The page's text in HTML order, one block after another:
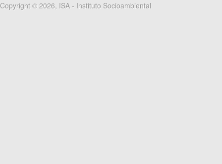
Copyright © 2026, ISA - Instituto Socioambiental